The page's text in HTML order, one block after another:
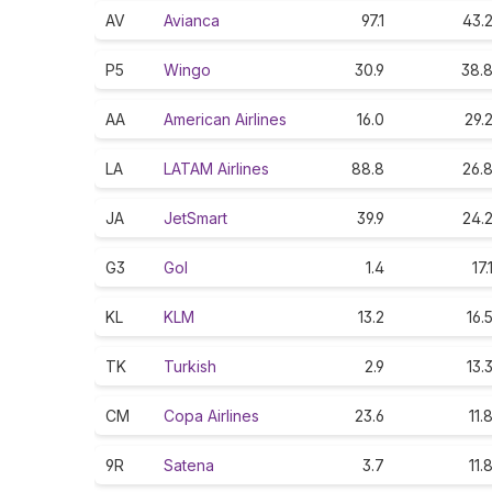
AV Avianca 97.1 43.2
P5 Wingo 30.9 38.8
AA American Airlines 16.0 29.2
LA LATAM Airlines 88.8 26.8
JA JetSmart 39.9 24.2
G3 Gol 1.4 17.1
KL KLM 13.2 16.5
TK Turkish 2.9 13.3
CM Copa Airlines 23.6 11.8
9R Satena 3.7 11.8